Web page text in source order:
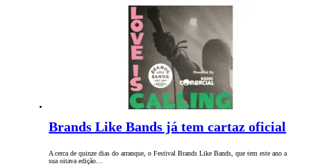
Brands Like Bands já tem cartaz oficial
A cerca de quinze dias do arranque, o Festival Brands Like Bands, que tem este ano a
sua oitava edição…